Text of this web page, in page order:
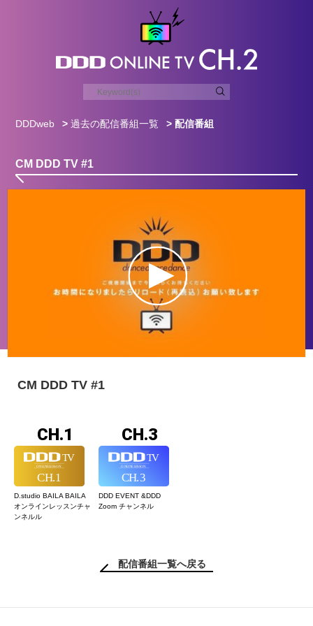
DDDweb >過去の配信番組一覧 > 配信番組
CM DDD TV #1
CM DDD TV #1
CH.1
D.studio BAILA BAILA
オンラインレッスンチャ
ンネルル
CH.3
DDD EVENT &DDD
Zoom チャンネル
配信番組一覧へ戻る